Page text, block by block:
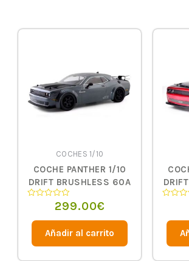
COCHES 1/10
COCHE PANTHER 1/10
DRIFT BRUSHLESS 60A
3300KW HNR9802-GR
4X4 WATERPROOF GRIS
RTR
Valorado
de
299.00€
Añadir al carrito
de